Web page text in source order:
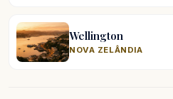
Wellington
NOVA ZELÂNDIA